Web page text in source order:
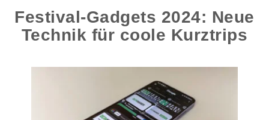
Festival-Gadgets 2024: Neue
Technik für coole Kurztrips